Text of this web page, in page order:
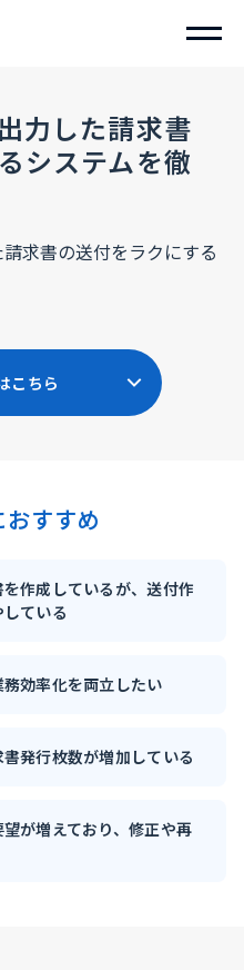
力した請求書
システムを徹
こちら
すすめ
作成しているが、送付作
ている
効率化を両立したい
発行枚数が増加している
が増えており、修正や再